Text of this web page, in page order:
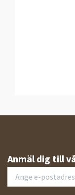
Anmäl dig till